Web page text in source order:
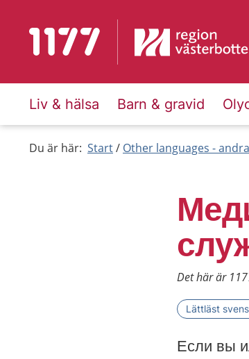
To start page for 1177
Liv & hälsa Barn & gravid
Du är här: Start Other languages -
Det här är
Lättläst
Если вы